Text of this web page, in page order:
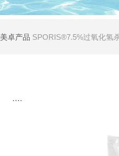
美卓产品 SPORIS®7.5%过氧化氢
····